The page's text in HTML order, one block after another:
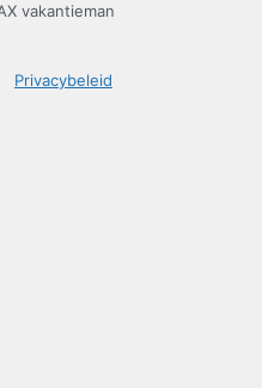
vakantieman
Privacybeleid